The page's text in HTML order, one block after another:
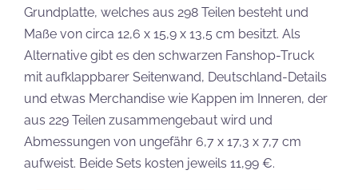
Grundplatte, welches aus 298 Teilen besteht und
Maße von circa 12,6 x 15,9 x 13,5 cm besitzt. Als
Alternative gibt es den schwarzen Fanshop-Truck
mit aufklappbarer Seitenwand, Deutschland-Details
und etwas Merchandise wie Kappen im Inneren, der
aus 229 Teilen zusammengebaut wird und
Abmessungen von ungefähr 6,7 x 17,3 x 7,7 cm
aufweist. Beide Sets kosten jeweils 11,99 €.